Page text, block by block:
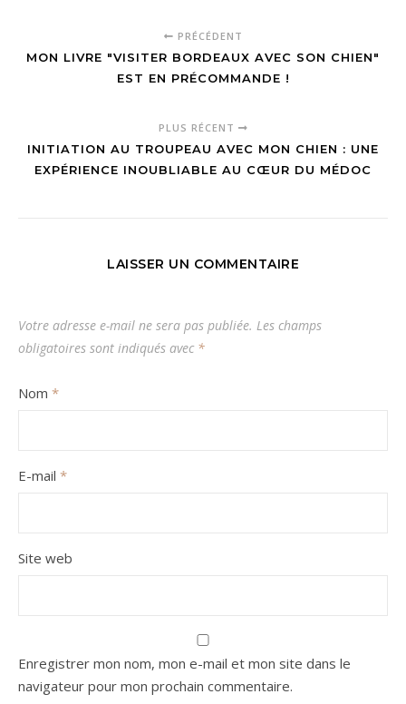
PRÉCÉDENT
MON LIVRE "VISITER BORDEAUX AVEC SON CHIEN"
EST EN PRÉCOMMANDE !
PLUS RÉCENT
INITIATION AU TROUPEAU AVEC MON CHIEN : UNE
EXPÉRIENCE INOUBLIABLE AU CŒUR DU MÉDOC
LAISSER UN COMMENTAIRE
Votre adresse e-mail ne sera pas publiée. Les champs
obligatoires sont indiqués avec *
Nom *
E-mail *
Site web
Enregistrer mon nom, mon e-mail et mon site dans le
navigateur pour mon prochain commentaire.